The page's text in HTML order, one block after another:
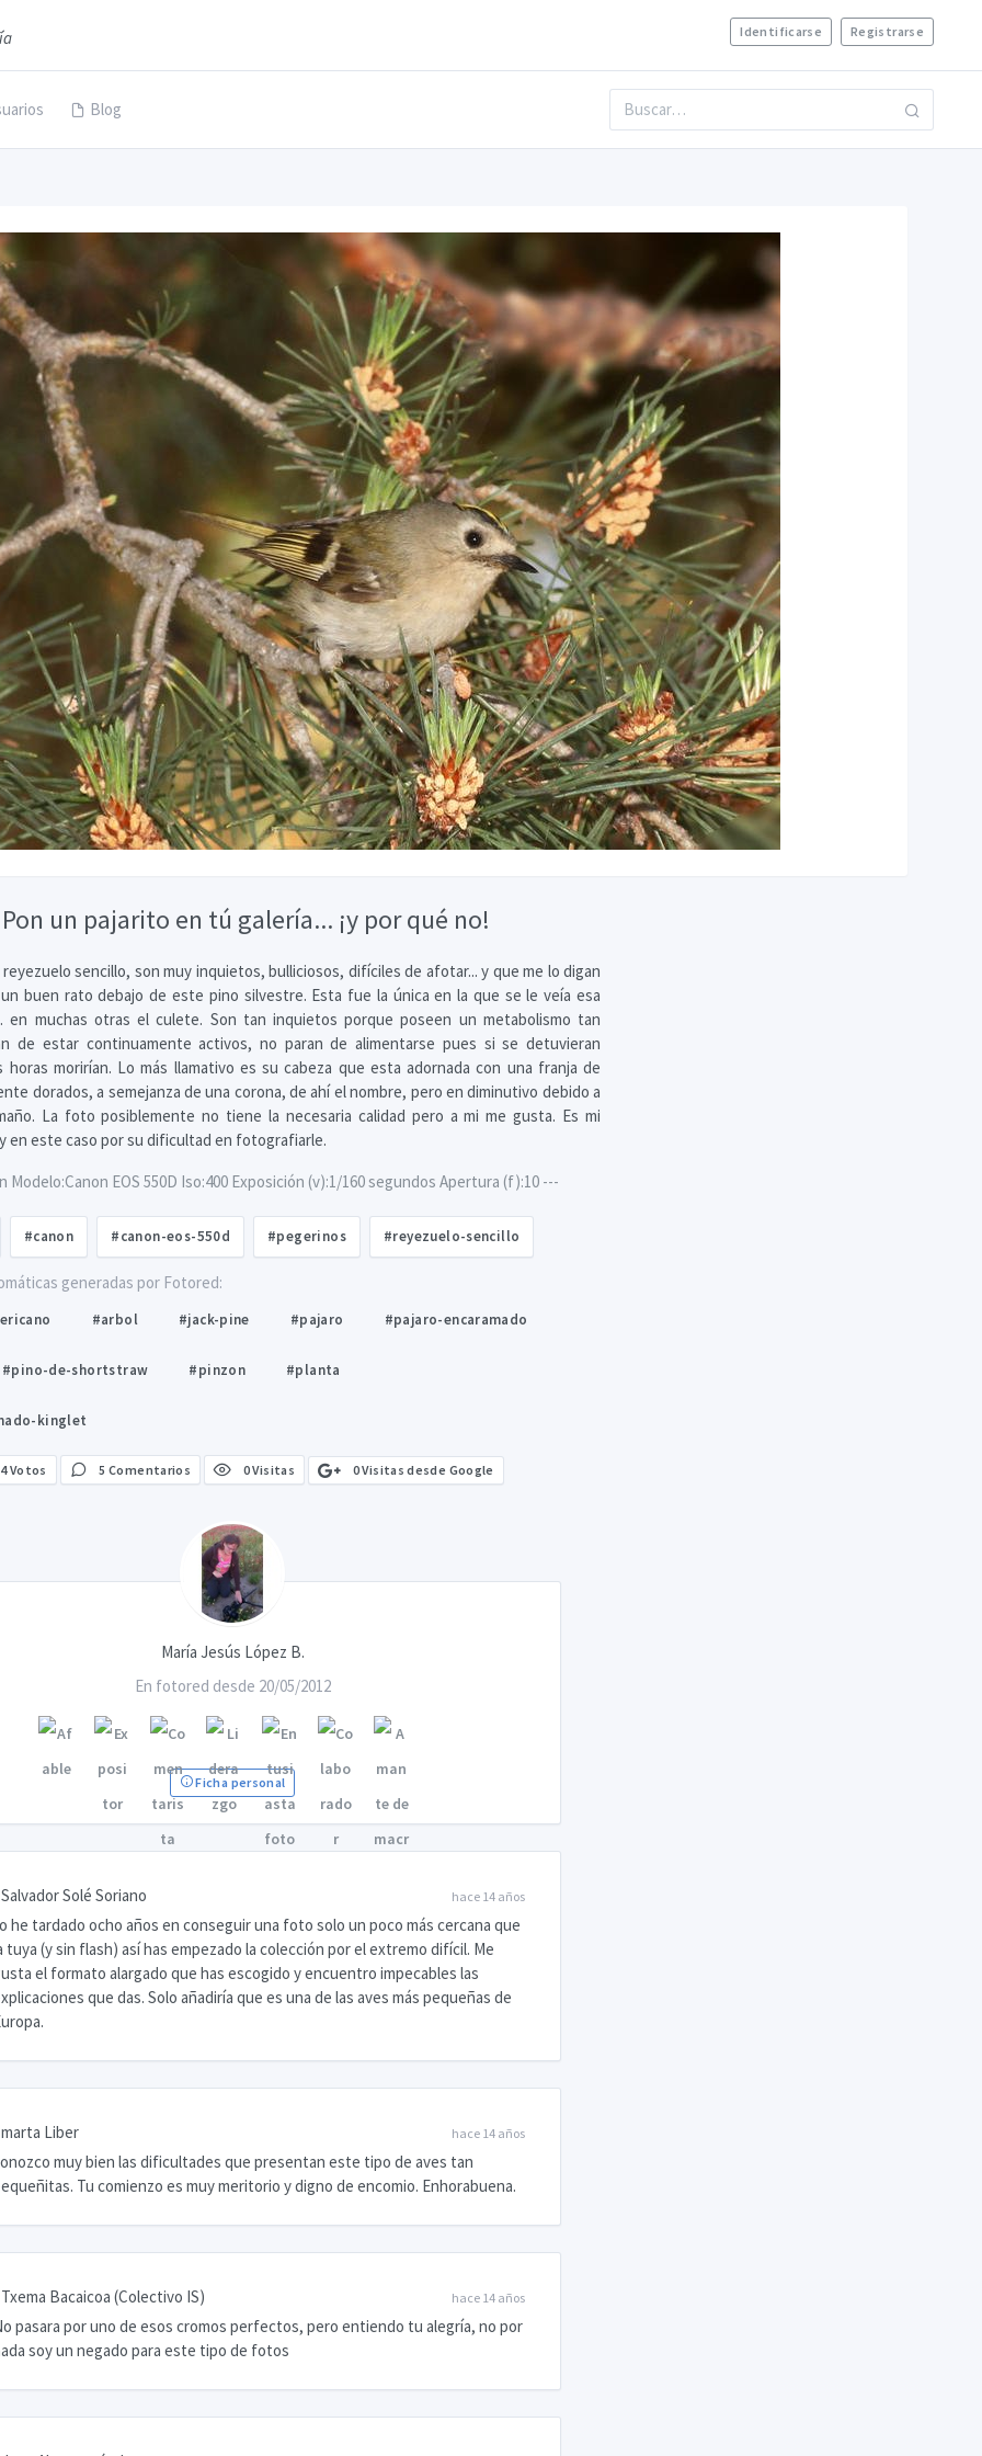
Identificarse Registrarse
Blog
Pon un pajarito en tú galería... ¡y por qué no!
reyezuelo sencillo, son muy inquietos, bulliciosos, difíciles de afotar... y que me lo digan
un buen rato debajo de este pino silvestre. Esta fue la única en la que se le veía esa
en muchas otras el culete. Son tan inquietos porque poseen un metabolismo tan
de estar continuamente activos, no paran de alimentarse pues si se detuvieran
horas morirían. Lo más llamativo es su cabeza que esta adornada con una franja de
dorados, a semejanza de una corona, de ahí el nombre, pero en diminutivo debido a
La foto posiblemente no tiene la necesaria calidad pero a mi me gusta. Es mi
en este caso por su dificultad en fotografiarle.
Modelo:Canon EOS 550D Iso:400 Exposición (v):1/160 segundos Apertura (f):10 ---
#canon #canon-eos-550d #pegerinos #reyezuelo-sencillo
generadas por Fotored:
#arbol #jack-pine #pajaro #pajaro-encaramado
#pino-de-shortstraw #pinzon #planta
kinglet
4Votos 5 Comentarios 0 Visitas 0 Visitas desde Google
María Jesús López B.
En fotored desde 20/05/2012
Ficha personal
hace 14 años
Salvador Solé Soriano
he tardado ocho años en conseguir una foto solo un poco más cercana que
tuya (y sin flash) así has empezado la colección por el extremo difícil. Me
el formato alargado que has escogido y encuentro impecables las
que das. Solo añadiría que es una de las aves más pequeñas de
hace 14 años
marta Liber
muy bien las dificultades que presentan este tipo de aves tan
Tu comienzo es muy meritorio y digno de encomio. Enhorabuena.
hace 14 años
Txema Bacaicoa (Colectivo IS)
pasara por uno de esos cromos perfectos, pero entiendo tu alegría, no por
soy un negado para este tipo de fotos